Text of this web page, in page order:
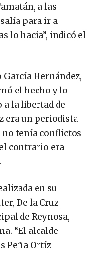
a las
para ir a
lo hacía”, indicó el
García Hernández,
el hecho y lo
a la libertad de
era un periodista
no tenía conflictos
contrario era
en su
De la Cruz
de Reynosa,
“El alcalde
Peña Ortíz